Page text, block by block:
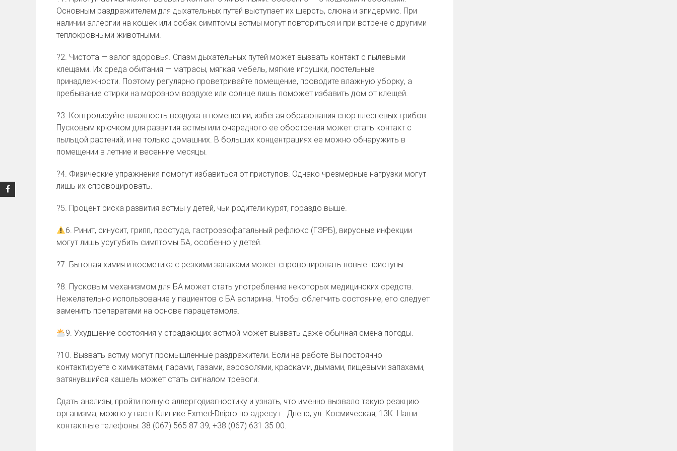
Основным раздражителем для дыхательных путей выступает их шерсть, слюна и эпидермис. При
наличии аллергии на кошек или собак симптомы астмы могут повториться и при встрече с другими
теплокровными животными.
?2. Чистота — залог здоровья. Спазм дыхательных путей может вызвать контакт с пылевыми
клещами. Их среда обитания — матрасы, мягкая мебель, мягкие игрушки, постельные
принадлежности. Поэтому регулярно проветривайте помещение, проводите влажную уборку, а
пребывание стирки на морозном воздухе или солнце лишь поможет избавить дом от клещей.
?3. Контролируйте влажность воздуха в помещении, избегая образования спор плесневых грибов.
Пусковым крючком для развития астмы или очередного ее обострения может стать контакт с
пыльцой растений, и не только домашних. В больших концентрациях ее можно обнаружить в
помещении в летние и весенние месяцы.
?4. Физические упражнения помогут избавиться от приступов. Однако чрезмерные нагрузки могут
лишь их спровоцировать.
?5. Процент риска развития астмы у детей, чьи родители курят, гораздо выше.
6. Ринит, синусит, грипп, простуда, гастроэзофагальный рефлюкс (ГЭРБ), вирусные инфекции
могут лишь усугубить симптомы БА, особенно у детей.
?7. Бытовая химия и косметика с резкими запахами может спровоцировать новые приступы.
?8. Пусковым механизмом для БА может стать употребление некоторых медицинских средств.
Нежелательно использование у пациентов с БА аспирина. Чтобы облегчить состояние, его следует
заменить препаратами на основе парацетамола.
9. Ухудшение состояния у страдающих астмой может вызвать даже обычная смена погоды.
?10. Вызвать астму могут промышленные раздражители. Если на работе Вы постоянно
контактируете с химикатами, парами, газами, аэрозолями, красками, дымами, пищевыми запахами,
затянувшийся кашель может стать сигналом тревоги.
Сдать анализы, пройти полную аллергодиагностику и узнать, что именно вызвало такую реакцию
организма, можно у нас в Клинике Fxmed-Dnipro по адресу г. Днепр, ул. Космическая, 13К. Наши
контактные телефоны: 38 (067) 565 87 39, +38 (067) 631 35 00.